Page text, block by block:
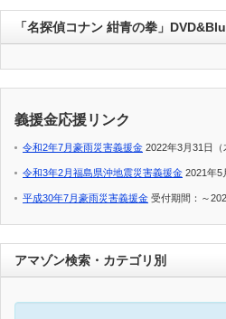
「名探偵コナン 紺青の拳」
義援金応援リンク
令和2年7月豪雨災害義援金 2022年3月31日（
令和3年2月福島県沖地震災害義援金 2021年5
平成30年7月豪雨災害義援金 受付期間：～
アマゾン検索・カテゴリ別